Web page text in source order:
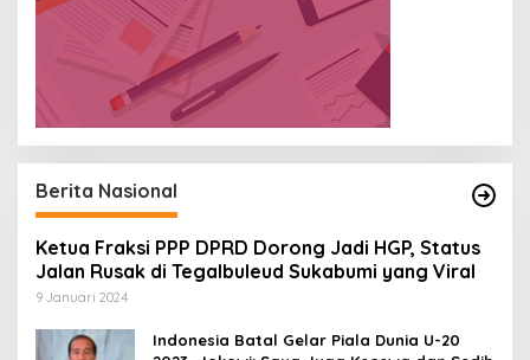
Berita Nasional
Ketua Fraksi PPP DPRD Dorong Jadi HGP, Status
Jalan Rusak di Tegalbuleud Sukabumi yang Viral
9 Januari 2024
Indonesia Batal Gelar Piala Dunia U-20